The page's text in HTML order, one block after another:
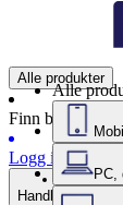
Alle produkter
Finn butikk
Logg inn
Handlekurv
Alle
PC,